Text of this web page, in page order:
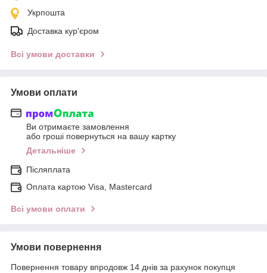
Укрпошта
Доставка кур'єром
Всі умови доставки
Умови оплати
Ви отримаєте замовлення
або гроші повернуться на вашу картку
Детальніше
Післяплата
Оплата картою Visa, Mastercard
Всі умови оплати
Умови повернення
Повернення товару впродовж 14 днів за рахунок покупця